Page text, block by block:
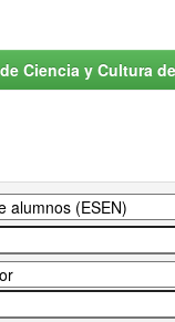
Ciencia y Cultura